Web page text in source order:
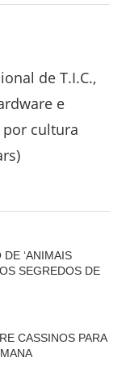
de T.I.C.,
e
cultura
‘ANIMAIS
SEGREDOS DE
CASSINOS PARA